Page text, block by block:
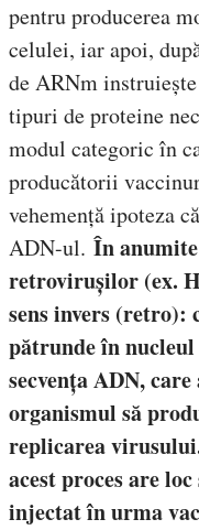
pentru producerea
celulei, iar apoi,
de ARNm
tipuri de proteine
modul categoric în
producătorii
vehemență ipoteza
ADN-ul. În
retrovirușilor (ex.
sens invers
pătrunde în
secvența ADN,
organismul să
replicarea
acest proces are
injectat în urma